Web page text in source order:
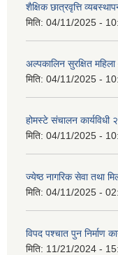
शैक्षिक छात्रवृत्ति
मिति: 04/11/2025 -
अल्पकालिन सुरक्षित
मिति: 04/11/2025 -
होमस्टे संचालन कार्यविधी
मिति: 04/11/2025 -
ज्येष्ठ नागरिक सेवा तथा
मिति: 04/11/2025 -
विपद पश्चात पुन निर्माण
मिति: 11/21/2024 -